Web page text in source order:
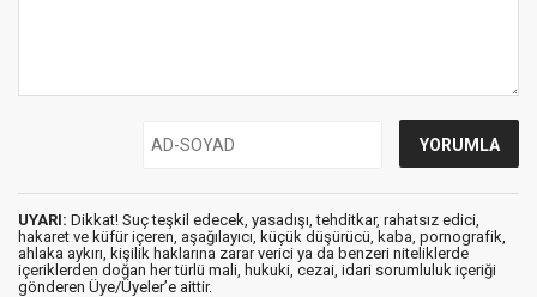
UYARI: Dikkat! Suç teşkil edecek, yasadışı, tehditkar, rahatsız edici,
hakaret ve küfür içeren, aşağılayıcı, küçük düşürücü, kaba, pornografik,
ahlaka aykırı, kişilik haklarına zarar verici ya da benzeri niteliklerde
içeriklerden doğan her türlü mali, hukuki, cezai, idari sorumluluk içeriği
gönderen Üye/Üyeler’e aittir.